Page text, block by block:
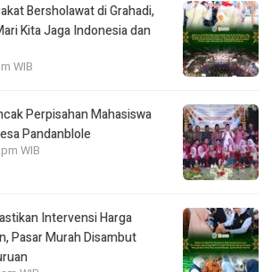
Bersholawat di Grahadi,
Kita Jaga Indonesia dan
WIB
Perpisahan Mahasiswa
Pandanblole
WIB
Intervensi Harga
Pasar Murah Disambut